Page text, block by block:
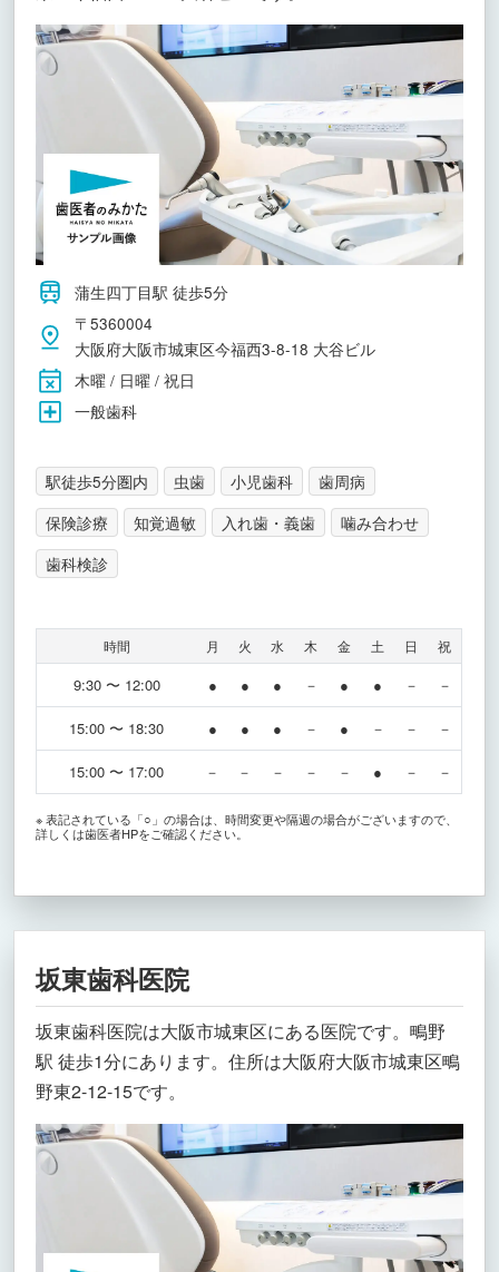
蒲生四丁目駅 徒歩5分
〒5360004
大阪府大阪市城東区今福西3-8-18 大谷ビル
木曜 / 日曜 / 祝日
一般歯科
駅徒歩5分圏内 虫歯 小児歯科
歯周病
保険診療
知覚過敏 入れ歯・義歯
噛み合わせ
歯科検診
時間 月 火 水 木 金 土 日 祝
9:30 〜 12:00 ● ● ● － ● ● － －
15:00 〜 18:30 ● ● ● － ● － － －
15:00 〜 17:00 － － － － － ● － －
※ 表記されている「○」の場合は、時間変更や隔週の場合がございますので、
詳しくは歯医者HPをご確認ください。
坂東歯科医院
坂東歯科医院は大阪市城東区にある医院です。鴫野
駅 徒歩1分にあります。住所は大阪府大阪市城東区鴫
野東2-12-15です。